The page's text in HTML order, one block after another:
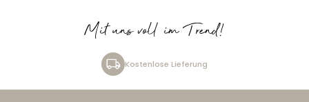
Mit uns voll im Trend!
Kostenlose Lieferung